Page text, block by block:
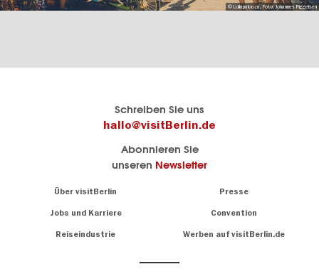
© Lollapalooza, Foto: Johannes Riggelsen
Schreiben Sie uns
hallo@visitBerlin.de
Abonnieren Sie
unseren Newsletter
Über visitBerlin Presse
Jobs und Karriere Convention
Reiseindustrie Werben auf visitBerlin.de
sind
für Sie da.
Insidertipps